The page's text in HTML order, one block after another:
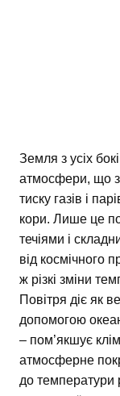
Земля з усіх
атмосфери, що
тиску газів і
кори. Лише це
течіями і
від космічного
ж різкі зміни
Повітря діє як
допомогою
– пом’якшує
атмосферне
до температури